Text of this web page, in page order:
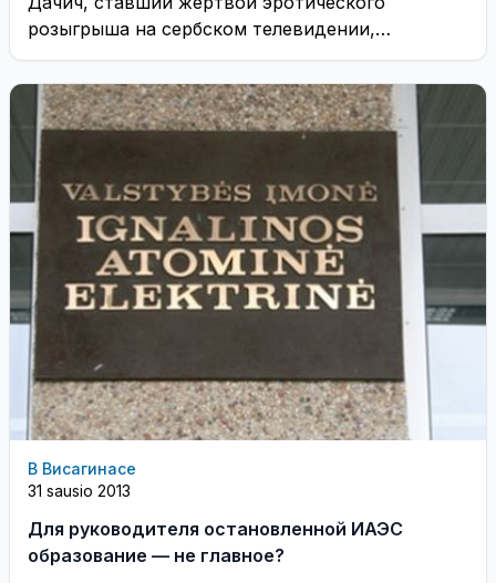
розыгрыша на сербском телевидении,
распорядился провести расследование и
выявить лиц, ...
В Висагинасе
31 sausio 2013
Для руководителя остановленной ИАЭС
образование — не главное?